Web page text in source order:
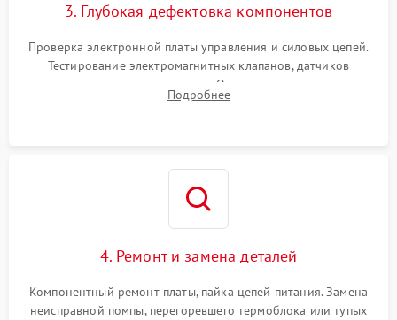
3. Глубокая дефектовка компонентов
Проверка электронной платы управления и силовых цепей.
Тестирование электромагнитных клапанов, датчиков
температуры и расходомера. Оценка степени износа
жерновов кофемолки, уплотнительных колец гидросистемы
Подробнее
4. Ремонт и замена деталей
Компонентный ремонт платы, пайка цепей питания. Замена
неисправной помпы, перегоревшего термоблока или тупых